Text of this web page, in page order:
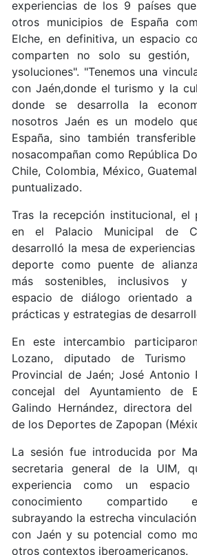
experiencias de los 9 países
otros municipios de España
Elche, en definitiva, un espacio
comparten no solo su gestión,
ysoluciones". "Tenemos una
con Jaén,donde el turismo y la
donde se desarrolla la
nosotros Jaén es un modelo
España, sino también
nosacompañan como República
Chile, Colombia, México,
puntualizado.
Tras la recepción institucional, el
en el Palacio Municipal de
desarrolló la mesa de
deporte como puente de
más sostenibles, inclusivos y
espacio de diálogo orientado a
prácticas y estrategias de
En este intercambio
Lozano, diputado de
Provincial de Jaén; José Antonio
concejal del Ayuntamiento de
Galindo Hernández, directora
de los Deportes de Zapopan
La sesión fue introducida por
secretaria general de la UIM,
experiencia como un
conocimiento compartido
subrayando la estrecha
con Jaén y su potencial como
otros contextos iberoamericanos.